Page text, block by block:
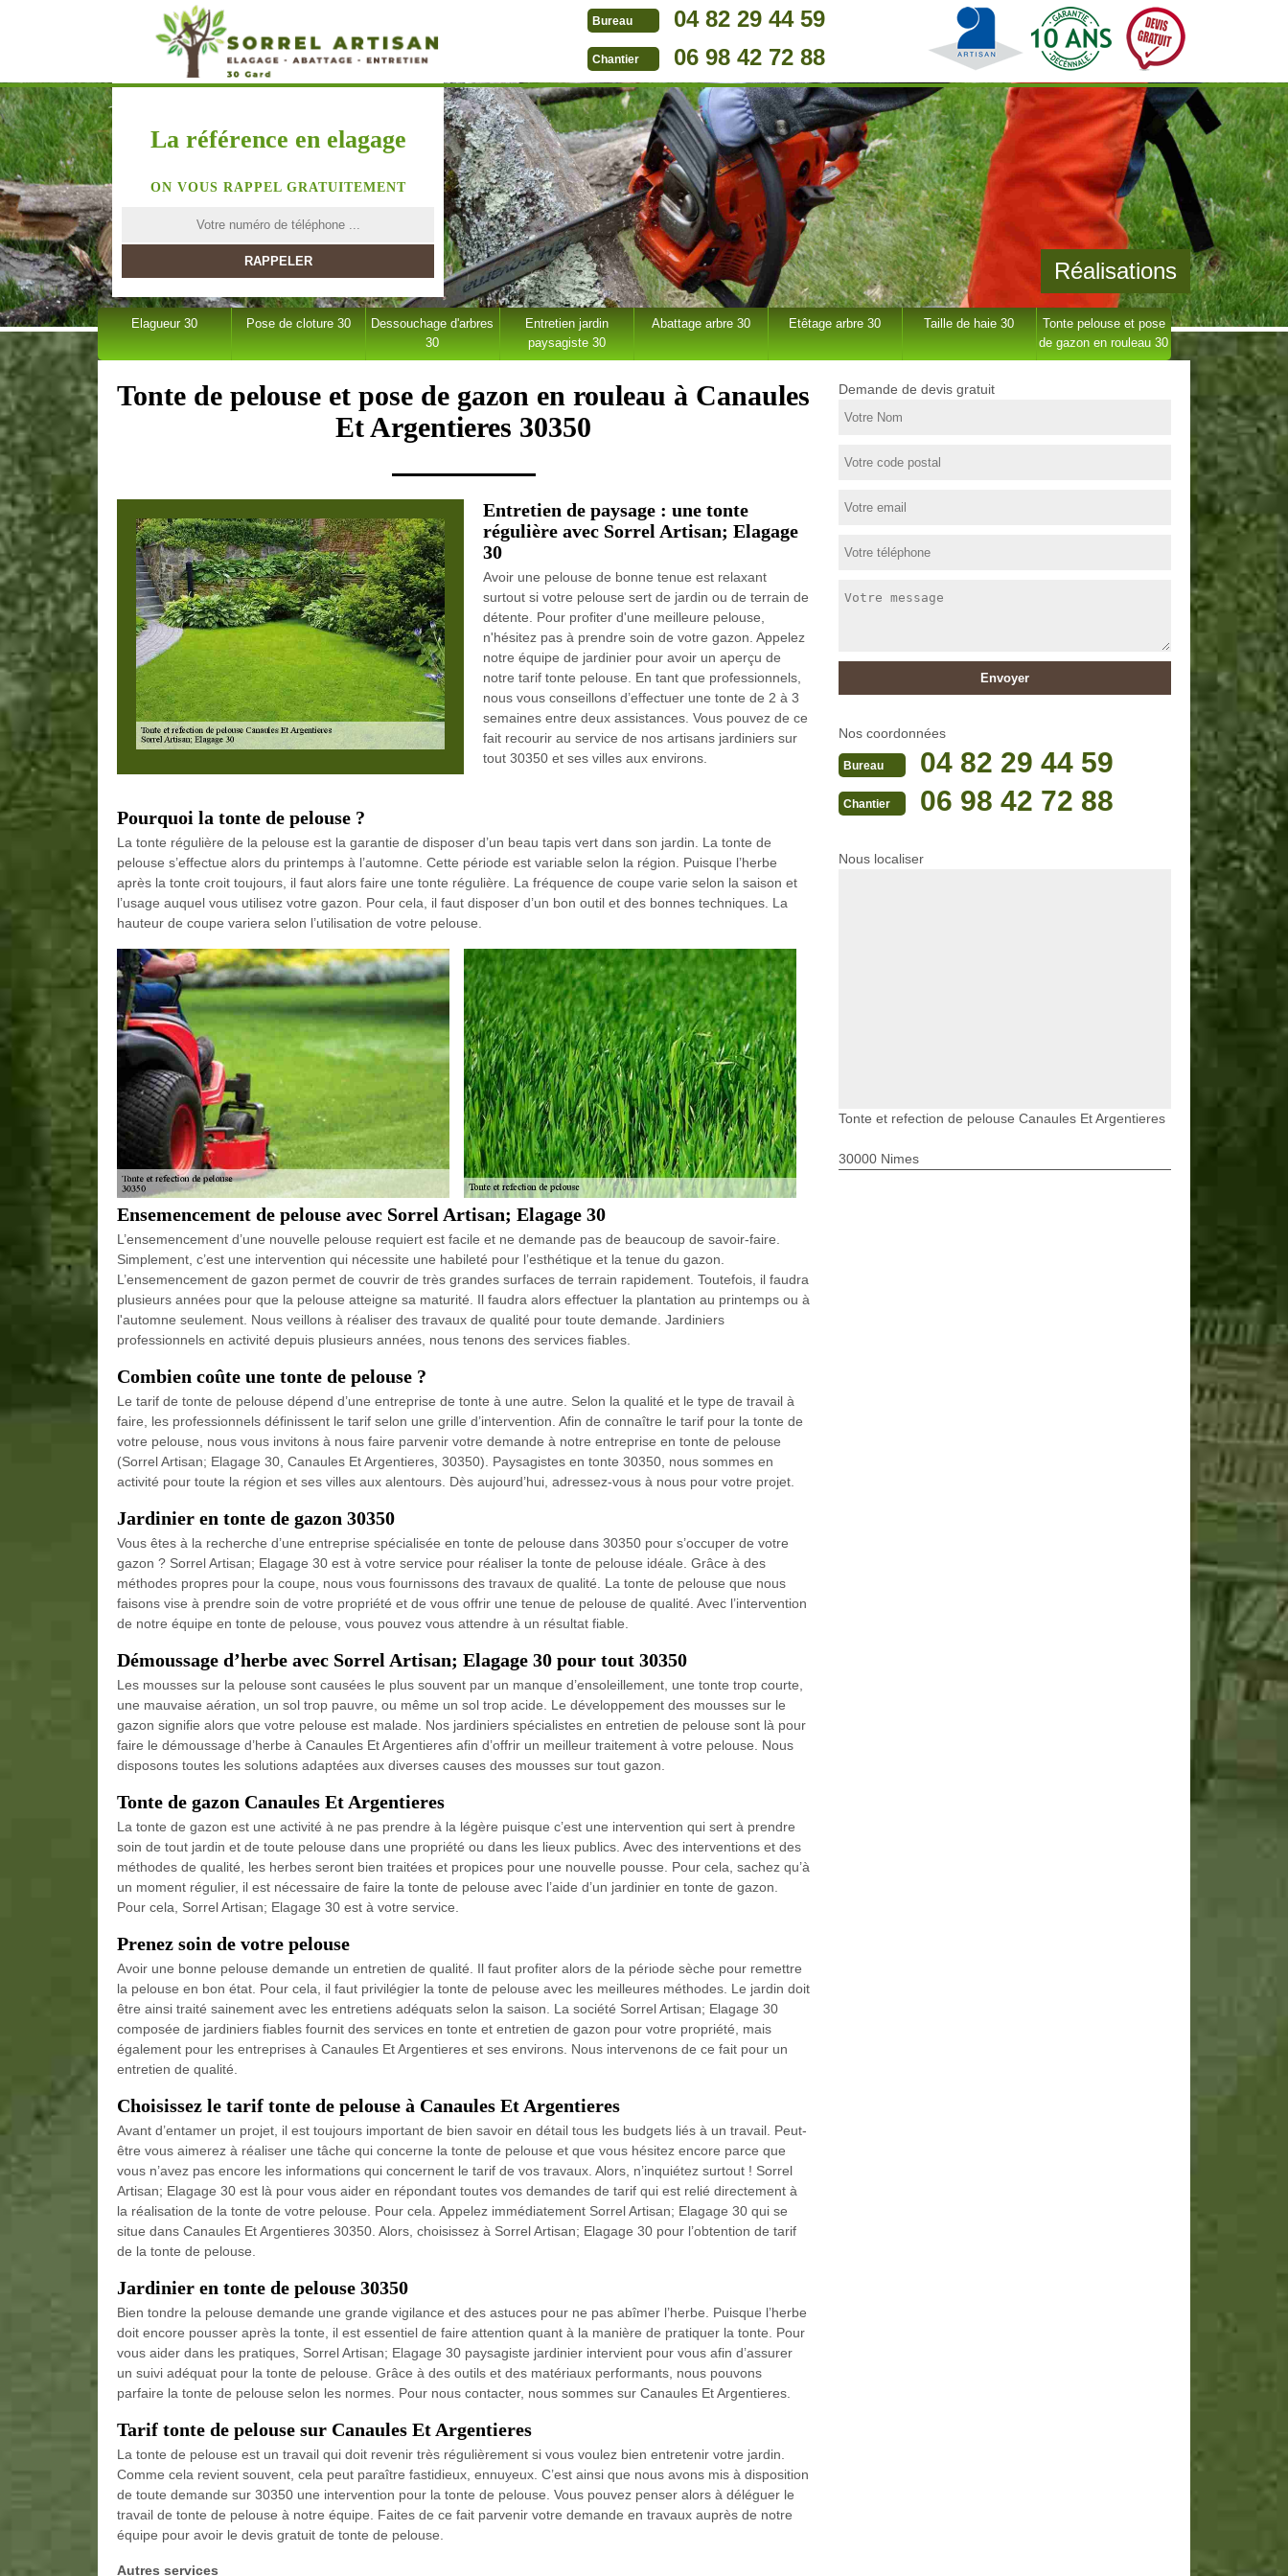
Bureau 04 82 29 44 59
Chantier 06 98 42 72 88
La référence en elagage
ON VOUS RAPPEL GRATUITEMENT
Réalisations
Elagueur 30 Pose de cloture 30
Dessouchage d'arbres
30
Entretien jardin
paysagiste 30
Abattage arbre 30 Etêtage arbre 30 Taille de haie 30
Tonte pelouse et pose
de gazon en rouleau 30
Tonte de pelouse et pose de gazon en rouleau à Canaules
Et Argentieres 30350
Entretien de paysage : une tonte
régulière avec Sorrel Artisan; Elagage
30
Avoir une pelouse de bonne tenue est relaxant
surtout si votre pelouse sert de jardin ou de terrain de
détente. Pour profiter d'une meilleure pelouse,
n'hésitez pas à prendre soin de votre gazon. Appelez
notre équipe de jardinier pour avoir un aperçu de
notre tarif tonte pelouse. En tant que professionnels,
nous vous conseillons d’effectuer une tonte de 2 à 3
semaines entre deux assistances. Vous pouvez de ce
fait recourir au service de nos artisans jardiniers sur
tout 30350 et ses villes aux environs.
Pourquoi la tonte de pelouse ?
La tonte régulière de la pelouse est la garantie de disposer d’un beau tapis vert dans son jardin. La tonte de
pelouse s’effectue alors du printemps à l’automne. Cette période est variable selon la région. Puisque l’herbe
après la tonte croit toujours, il faut alors faire une tonte régulière. La fréquence de coupe varie selon la saison et
l’usage auquel vous utilisez votre gazon. Pour cela, il faut disposer d’un bon outil et des bonnes techniques. La
hauteur de coupe variera selon l’utilisation de votre pelouse.
Ensemencement de pelouse avec Sorrel Artisan; Elagage 30
L’ensemencement d’une nouvelle pelouse requiert est facile et ne demande pas de beaucoup de savoir-faire.
Simplement, c’est une intervention qui nécessite une habileté pour l’esthétique et la tenue du gazon.
L’ensemencement de gazon permet de couvrir de très grandes surfaces de terrain rapidement. Toutefois, il faudra
plusieurs années pour que la pelouse atteigne sa maturité. Il faudra alors effectuer la plantation au printemps ou à
l'automne seulement. Nous veillons à réaliser des travaux de qualité pour toute demande. Jardiniers
professionnels en activité depuis plusieurs années, nous tenons des services fiables.
Combien coûte une tonte de pelouse ?
Le tarif de tonte de pelouse dépend d’une entreprise de tonte à une autre. Selon la qualité et le type de travail à
faire, les professionnels définissent le tarif selon une grille d’intervention. Afin de connaître le tarif pour la tonte de
votre pelouse, nous vous invitons à nous faire parvenir votre demande à notre entreprise en tonte de pelouse
(Sorrel Artisan; Elagage 30, Canaules Et Argentieres, 30350). Paysagistes en tonte 30350, nous sommes en
activité pour toute la région et ses villes aux alentours. Dès aujourd’hui, adressez-vous à nous pour votre projet.
Jardinier en tonte de gazon 30350
Vous êtes à la recherche d’une entreprise spécialisée en tonte de pelouse dans 30350 pour s’occuper de votre
gazon ? Sorrel Artisan; Elagage 30 est à votre service pour réaliser la tonte de pelouse idéale. Grâce à des
méthodes propres pour la coupe, nous vous fournissons des travaux de qualité. La tonte de pelouse que nous
faisons vise à prendre soin de votre propriété et de vous offrir une tenue de pelouse de qualité. Avec l’intervention
de notre équipe en tonte de pelouse, vous pouvez vous attendre à un résultat fiable.
Démoussage d’herbe avec Sorrel Artisan; Elagage 30 pour tout 30350
Les mousses sur la pelouse sont causées le plus souvent par un manque d’ensoleillement, une tonte trop courte,
une mauvaise aération, un sol trop pauvre, ou même un sol trop acide. Le développement des mousses sur le
gazon signifie alors que votre pelouse est malade. Nos jardiniers spécialistes en entretien de pelouse sont là pour
faire le démoussage d’herbe à Canaules Et Argentieres afin d’offrir un meilleur traitement à votre pelouse. Nous
disposons toutes les solutions adaptées aux diverses causes des mousses sur tout gazon.
Tonte de gazon Canaules Et Argentieres
La tonte de gazon est une activité à ne pas prendre à la légère puisque c’est une intervention qui sert à prendre
soin de tout jardin et de toute pelouse dans une propriété ou dans les lieux publics. Avec des interventions et des
méthodes de qualité, les herbes seront bien traitées et propices pour une nouvelle pousse. Pour cela, sachez qu’à
un moment régulier, il est nécessaire de faire la tonte de pelouse avec l’aide d’un jardinier en tonte de gazon.
Pour cela, Sorrel Artisan; Elagage 30 est à votre service.
Prenez soin de votre pelouse
Avoir une bonne pelouse demande un entretien de qualité. Il faut profiter alors de la période sèche pour remettre
la pelouse en bon état. Pour cela, il faut privilégier la tonte de pelouse avec les meilleures méthodes. Le jardin doit
être ainsi traité sainement avec les entretiens adéquats selon la saison. La société Sorrel Artisan; Elagage 30
composée de jardiniers fiables fournit des services en tonte et entretien de gazon pour votre propriété, mais
également pour les entreprises à Canaules Et Argentieres et ses environs. Nous intervenons de ce fait pour un
entretien de qualité.
Choisissez le tarif tonte de pelouse à Canaules Et Argentieres
Avant d’entamer un projet, il est toujours important de bien savoir en détail tous les budgets liés à un travail. Peut-
être vous aimerez à réaliser une tâche qui concerne la tonte de pelouse et que vous hésitez encore parce que
vous n’avez pas encore les informations qui concernent le tarif de vos travaux. Alors, n’inquiétez surtout ! Sorrel
Artisan; Elagage 30 est là pour vous aider en répondant toutes vos demandes de tarif qui est relié directement à
la réalisation de la tonte de votre pelouse. Pour cela. Appelez immédiatement Sorrel Artisan; Elagage 30 qui se
situe dans Canaules Et Argentieres 30350. Alors, choisissez à Sorrel Artisan; Elagage 30 pour l’obtention de tarif
de la tonte de pelouse.
Jardinier en tonte de pelouse 30350
Bien tondre la pelouse demande une grande vigilance et des astuces pour ne pas abîmer l’herbe. Puisque l’herbe
doit encore pousser après la tonte, il est essentiel de faire attention quant à la manière de pratiquer la tonte. Pour
vous aider dans les pratiques, Sorrel Artisan; Elagage 30 paysagiste jardinier intervient pour vous afin d’assurer
un suivi adéquat pour la tonte de pelouse. Grâce à des outils et des matériaux performants, nous pouvons
parfaire la tonte de pelouse selon les normes. Pour nous contacter, nous sommes sur Canaules Et Argentieres.
Tarif tonte de pelouse sur Canaules Et Argentieres
La tonte de pelouse est un travail qui doit revenir très régulièrement si vous voulez bien entretenir votre jardin.
Comme cela revient souvent, cela peut paraître fastidieux, ennuyeux. C’est ainsi que nous avons mis à disposition
de toute demande sur 30350 une intervention pour la tonte de pelouse. Vous pouvez penser alors à déléguer le
travail de tonte de pelouse à notre équipe. Faites de ce fait parvenir votre demande en travaux auprès de notre
équipe pour avoir le devis gratuit de tonte de pelouse.
Demande de devis gratuit
Nos coordonnées
Bureau 04 82 29 44 59
Chantier 06 98 42 72 88
Nous localiser
Tonte et refection de pelouse Canaules Et Argentieres
30000 Nimes
Autres services